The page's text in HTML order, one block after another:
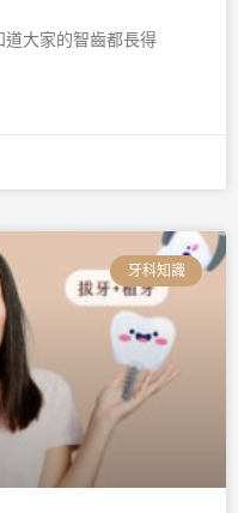
大家的智齒都長得
牙科知識